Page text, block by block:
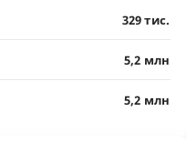
329 тис.
5,2 млн
5,2 млн